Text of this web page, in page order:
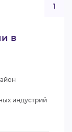
в
1
индустрий